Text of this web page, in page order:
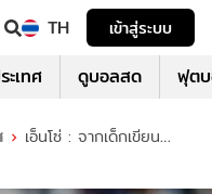
TH เข้าสู่ระบบ
เทศ ดูบอลสด ฟุต
เอ็นโซ่ : จากเด็กเขียน
ตินา